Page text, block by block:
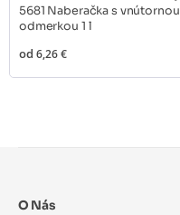
5681 Naberačka s vnútornou
odmerkou 1 l
od 6,26 €
O Nás